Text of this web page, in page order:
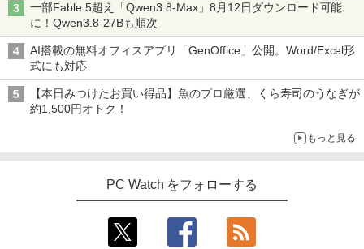
一部Fable 5超え「Qwen3.8-Max」8月12日ダウンロード可能
に！Qwen3.8-27Bも順次
AI搭載の無料オフィスアプリ「GenOffice」公開。Word/Excel形
式にも対応
【本日みつけたお買い得品】魚のプロ厳選、くら寿司のうなぎが
約1,500円オトク！
もっと見る
PC Watch をフォローする